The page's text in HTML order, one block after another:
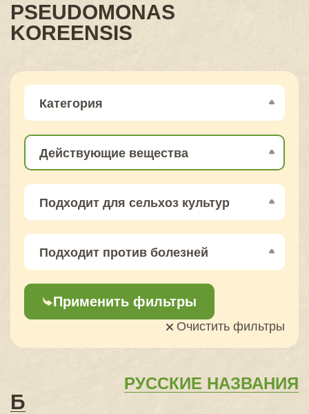
PSEUDOMONAS
KOREENSIS
Категория
Действующие вещества
Подходит для сельхоз культур
Подходит против болезней
Применить фильтры
Очистить фильтры
Б
РУССКИЕ НАЗВАНИЯ